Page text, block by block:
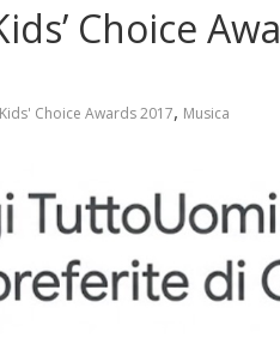
Choice
Kids' Choice Awards 2017, Musica